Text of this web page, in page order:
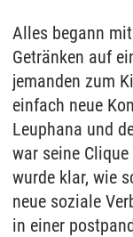
Alles begann
Getränken auf
jemanden zum
einfach neue
Leuphana und
war seine
wurde klar, wie
neue soziale
in einer